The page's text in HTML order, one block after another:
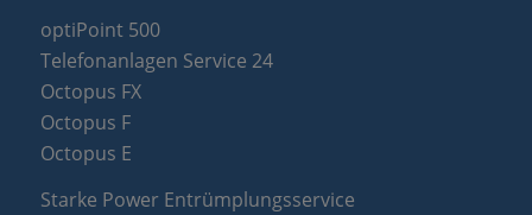
optiPoint 500
Telefonanlagen Service 24
Octopus FX
Octopus F
Octopus E
Starke Power Entrümplungsservice